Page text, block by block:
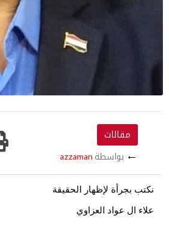
azzaman
لإظهار الحقيقة
عواد العزاوي